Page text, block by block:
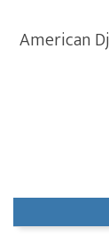
American